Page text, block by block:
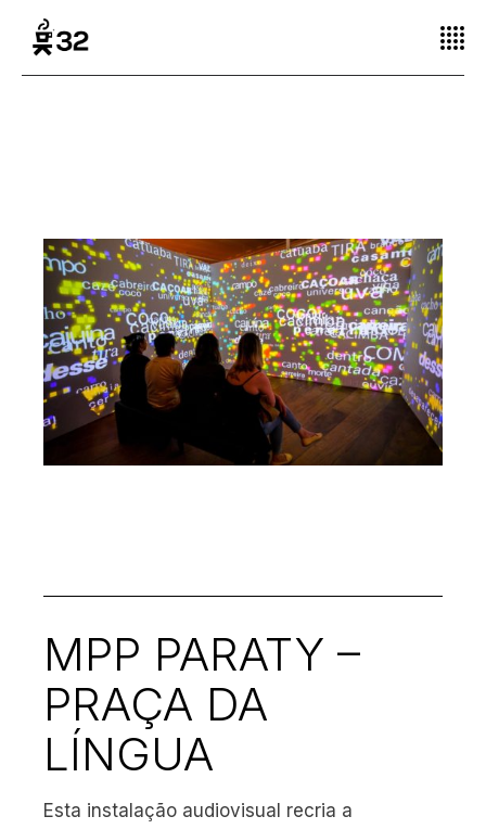
MPP PARATY –
PRAÇA DA
LÍNGUA
Esta instalação audiovisual recria a